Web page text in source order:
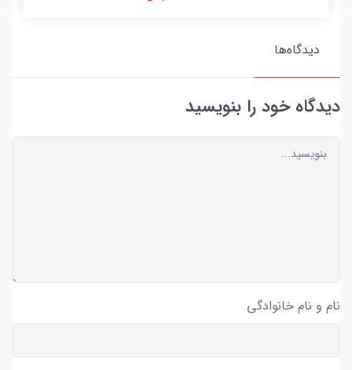
دیدگاه‌ها
دیدگاه خود را بنویسید
نام و نام خانوادگی